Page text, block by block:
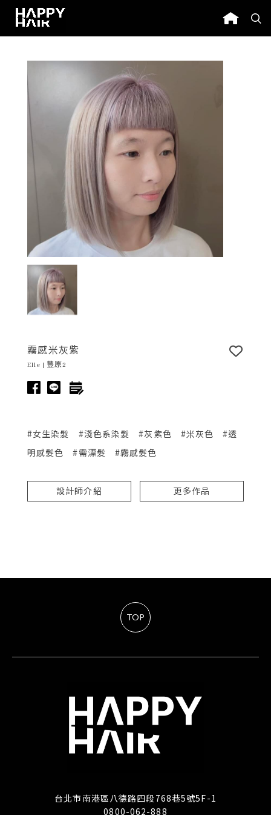
霧感米灰紫
Elle | 豐原2
#女生染髮 #淺色系染髮 #灰紫色 #米灰色
#透
明感髮色
#需漂髮 #霧感髮色
設計師介紹 更多作品
TOP
台北市南港區八德路四段768巷5號5F-1
0800-062-888